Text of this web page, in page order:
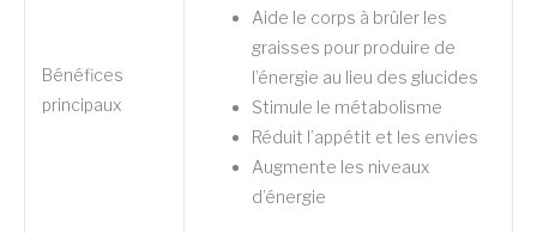
Bénéfices
principaux
Aide le corps à brûler les
graisses pour produire de
l’énergie au lieu des glucides
Stimule le métabolisme
Réduit l’appétit et les envies
Augmente les niveaux
d’énergie